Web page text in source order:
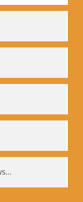
Wladimir Wladimirowitsch Majakowskij